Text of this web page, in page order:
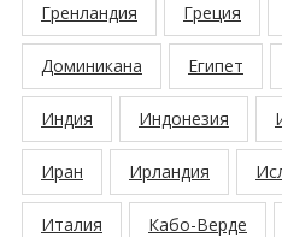
Гренландия Греция
Доминикана Египет
Индия Индонезия
Иран Ирландия
Италия Кабо-Верде